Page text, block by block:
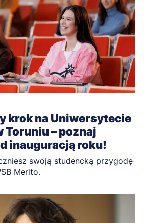
krok na Uniwersytecie
Toruniu – poznaj
inauguracją roku!
swoją studencką przygodę
Merito.